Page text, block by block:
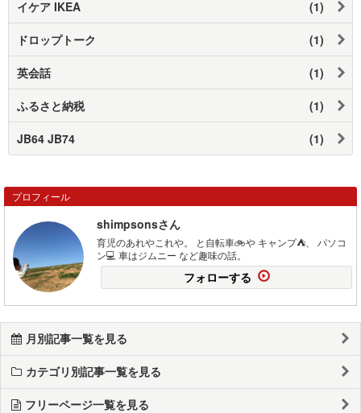
イケア IKEA (1)
ドロップトーク (1)
英会話 (1)
ふるさと納税 (1)
JB64 JB74 (1)
プロフィール
shimpsonsさん
育児のあれやこれや。 と自転車🚲や キャンプ⛺️、 パソコ
ン💻 車はジムニー など趣味の話。
フォローする
月別記事一覧を見る
カテゴリ別記事一覧を見る
フリーページ一覧を見る